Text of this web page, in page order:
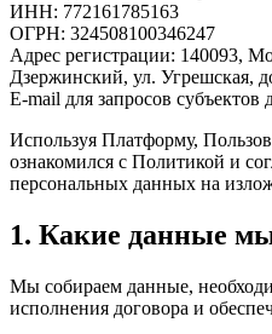
ИНН: 772161785163
ОГРН: 324508100346247
Адрес регистрации: 140093,
Дзержинский, ул. Угрешская,
E-mail для запросов
Используя Платформу,
ознакомился с Политикой и
персональных данных на
1. Какие данные
Мы собираем данные,
исполнения договора и